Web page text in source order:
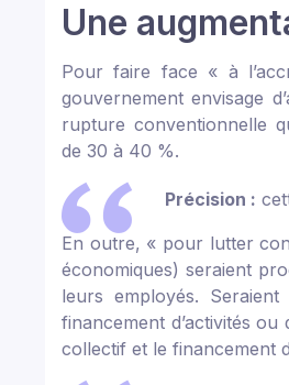
Une
Pour faire face « à
gouvernement envisage
rupture conventionnelle
de 30 à 40 %.
Précision :
En outre, « pour lutter
économiques) seraient
leurs employés.
financement d’activités
collectif et le financement